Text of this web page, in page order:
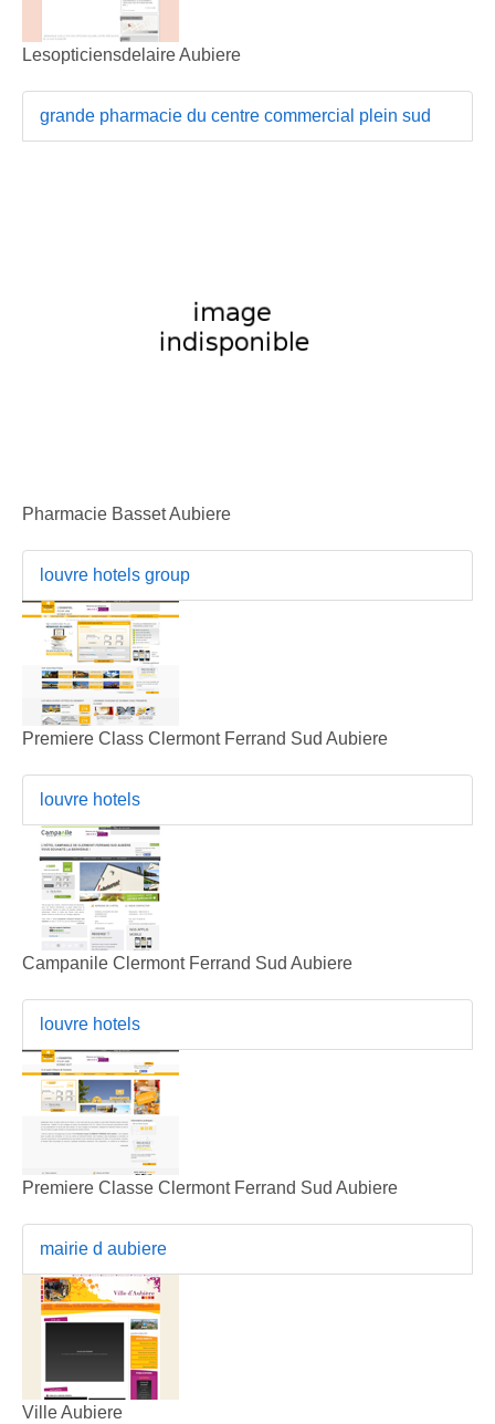
Lesopticiensdelaire Aubiere
grande pharmacie du centre commercial plein sud
Pharmacie Basset Aubiere
louvre hotels group
Premiere Class Clermont Ferrand Sud Aubiere
louvre hotels
Campanile Clermont Ferrand Sud Aubiere
louvre hotels
Premiere Classe Clermont Ferrand Sud Aubiere
mairie d aubiere
Ville Aubiere